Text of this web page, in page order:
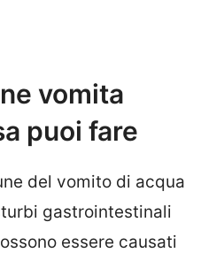
vomita
puoi fare
del vomito di acqua
gastrointestinali
essere causati